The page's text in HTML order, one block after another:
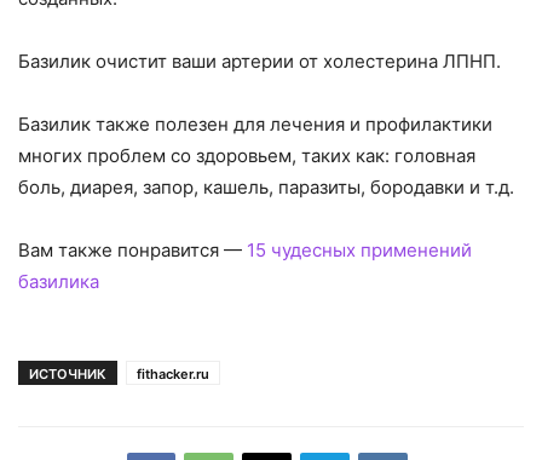
Базилик очистит ваши артерии от холестерина ЛПНП.
Базилик также полезен для лечения и профилактики
многих проблем со здоровьем, таких как: головная
боль, диарея, запор, кашель, паразиты, бородавки и т.д.
Вам также понравится — 15 чудесных применений
базилика
ИСТОЧНИК fithacker.ru